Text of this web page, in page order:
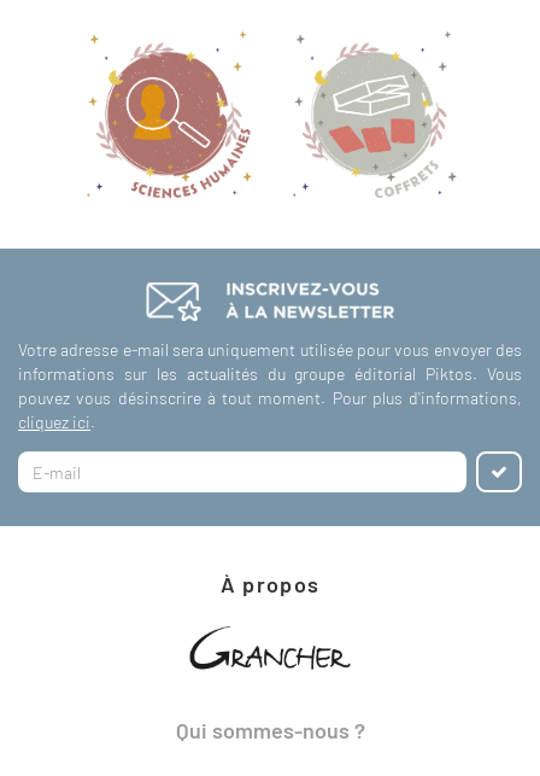
Votre adresse e-mail sera uniquement utilisée pour vous envoyer des
informations sur les actualités du groupe éditorial Piktos. Vous
pouvez vous désinscrire à tout moment. Pour plus d'informations,
cliquez ici.
À propos
Qui sommes-nous ?